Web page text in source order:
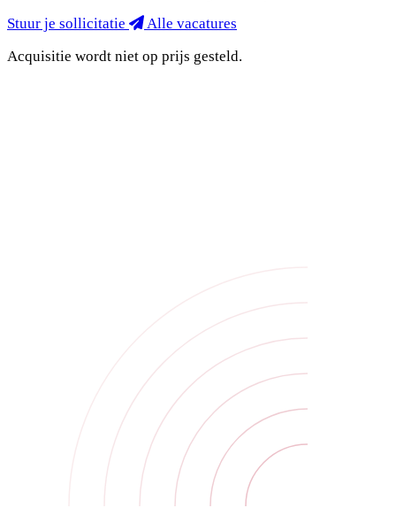
Stuur je sollicitatie
Alle vacatures
Acquisitie wordt niet op prijs gesteld.